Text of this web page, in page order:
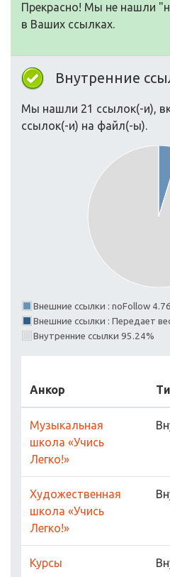
Прекрасно! Мы не нашли
в Ваших ссылках.
Внутренние
Мы нашли 21 ссылок(-и),
ссылок(-и) на файл(-ы).
Внешние ссылки : noFollow
Внешние ссылки : Передает
Внутренние ссылки 95.24%
Анкор
Музыкальная
школа «Учись
Легко!»
Художественная
школа «Учись
Легко!»
Курсы